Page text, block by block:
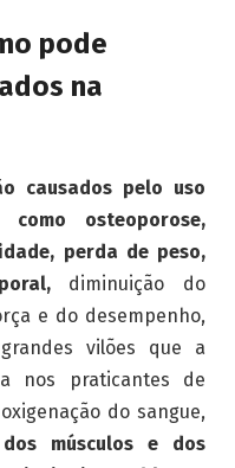
pode
na
causados pelo uso
osteoporose,
perda de peso,
diminuição do
e do desempenho,
vilões que a
nos praticantes de
do sangue,
músculos e dos